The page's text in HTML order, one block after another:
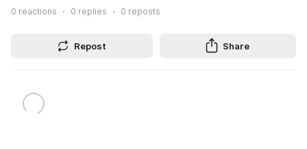
0 reactions 0 replies 0 reposts
Repost Share